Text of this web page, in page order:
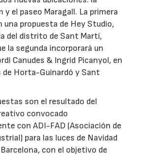
y el paseo Maragall. La primera
una propuesta de Hey Studio,
del distrito de Sant Martí,
la segunda incorporará un
Canudes & Ingrid Picanyol, en
Horta-Guinardó y Sant
son el resultado del
convocado
con ADI-FAD (Asociación de
para las luces de Navidad
con el objetivo de